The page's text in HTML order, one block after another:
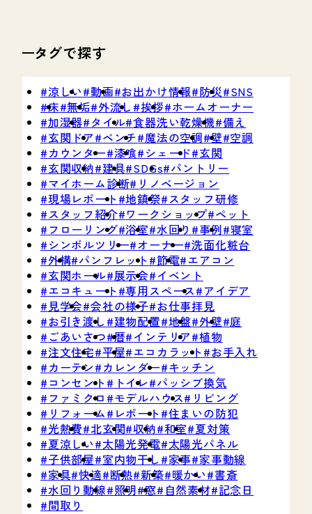
タグで探す
涼しい 動画 お出かけ情報 防災 SNS
床 無垢 外流し 挨拶 ホームオーナー
加湿器 タイル 食器洗い乾燥機 備え
玄関ドア ベンチ 魔法の空調 壁 空調
カウンター 漆喰 シェード 玄関
玄関収納 建具 SDGs パントリー
マイホーム診断
リノベージョン
現場レポート 地鎮祭 スタッフ研修
スタッフ紹介 ワークショップ ペット
フローリング 浴室 水回り 事例 寝室
シンボルツリー オーナー 洗面化粧台
外構 パンフレット 節電 エアコン
玄関ホール 展示会 イベント
エコキュート 専用スペース
アイデア
見学会 会社の様子 お仕事拝見
お引き渡し
建物配置 地盤 外壁 庭
ごあいさつ 暦 インテリア 植物
注文住宅 平屋 エコカラット
お手入れ
カーテン
カレンダー キッチン
コンセント
トイレ
パッシブ換気
ファミクロ
モデルハウス
リビング
リフォーム
レポート 住まいの防犯
光熱費 北玄関 収納 和室 夏対策
夏涼しい 太陽光発電 太陽光パネル
子供部屋 室内物干し 家事 家事動線
家具 快適 断熱 新築 暖かい 書斎
水回り動線 照明 窓 自然素材 記念日
間取り